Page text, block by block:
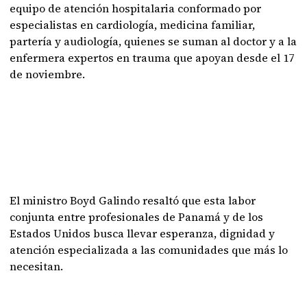
equipo de atención hospitalaria conformado por
especialistas en cardiología, medicina familiar,
partería y audiología, quienes se suman al doctor y a la
enfermera expertos en trauma que apoyan desde el 17
de noviembre.
El ministro Boyd Galindo resaltó que esta labor
conjunta entre profesionales de Panamá y de los
Estados Unidos busca llevar esperanza, dignidad y
atención especializada a las comunidades que más lo
necesitan.